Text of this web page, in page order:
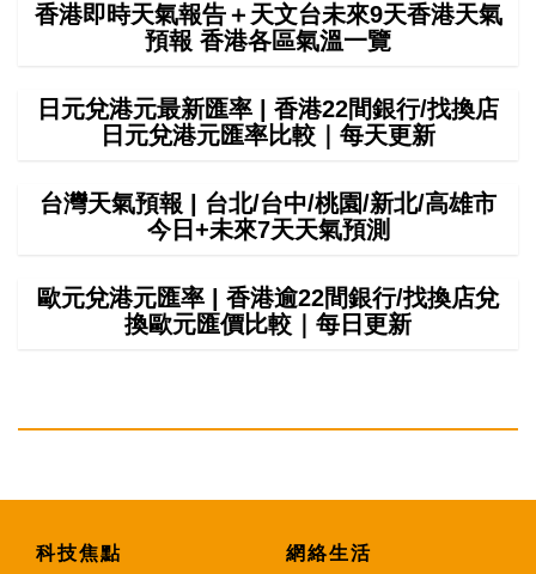
香港即時天氣報告＋天文台未來9天香港天氣
預報 香港各區氣溫一覽
日元兌港元最新匯率 | 香港22間銀行/找換店
日元兌港元匯率比較｜每天更新
台灣天氣預報 | 台北/台中/桃園/新北/高雄市
今日+未來7天天氣預測
歐元兌港元匯率 | 香港逾22間銀行/找換店兌
換歐元匯價比較｜每日更新
科技焦點 網絡生活